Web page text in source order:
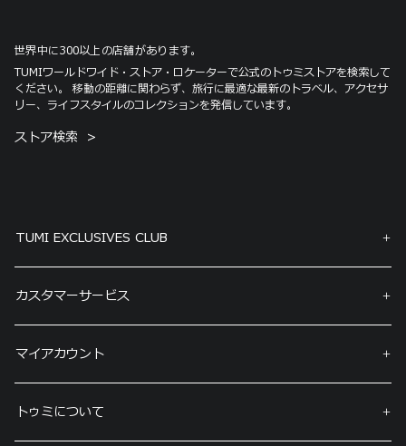
世界中に300以上の店舗があります。
TUMIワールドワイド・ストア・ロケーターで公式のトゥミストアを検索して
ください。 移動の距離に関わらず、旅行に最適な最新のトラベル、アクセサ
リー、ライフスタイルのコレクションを発信しています。
ストア検索
TUMI EXCLUSIVES CLUB
カスタマーサービス
マイアカウント
トゥミについて